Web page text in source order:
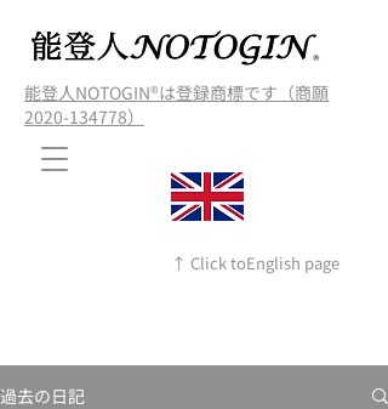
能登人NOTOGIN®️は登録商標です（商願
2020-134778）
↑ Click toEnglish page
過去の日記